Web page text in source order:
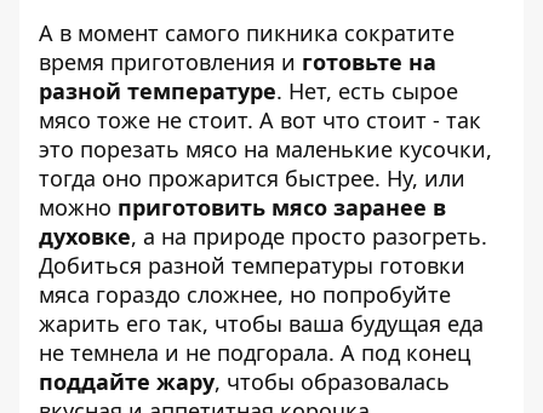
А в момент самого пикника сократите
время приготовления и готовьте на
разной температуре. Нет, есть сырое
мясо тоже не стоит. А вот что стоит - так
это порезать мясо на маленькие кусочки,
тогда оно прожарится быстрее. Ну, или
можно приготовить мясо заранее в
духовке, а на природе просто разогреть.
Добиться разной температуры готовки
мяса гораздо сложнее, но попробуйте
жарить его так, чтобы ваша будущая еда
не темнела и не подгорала. А под конец
поддайте жару, чтобы образовалась